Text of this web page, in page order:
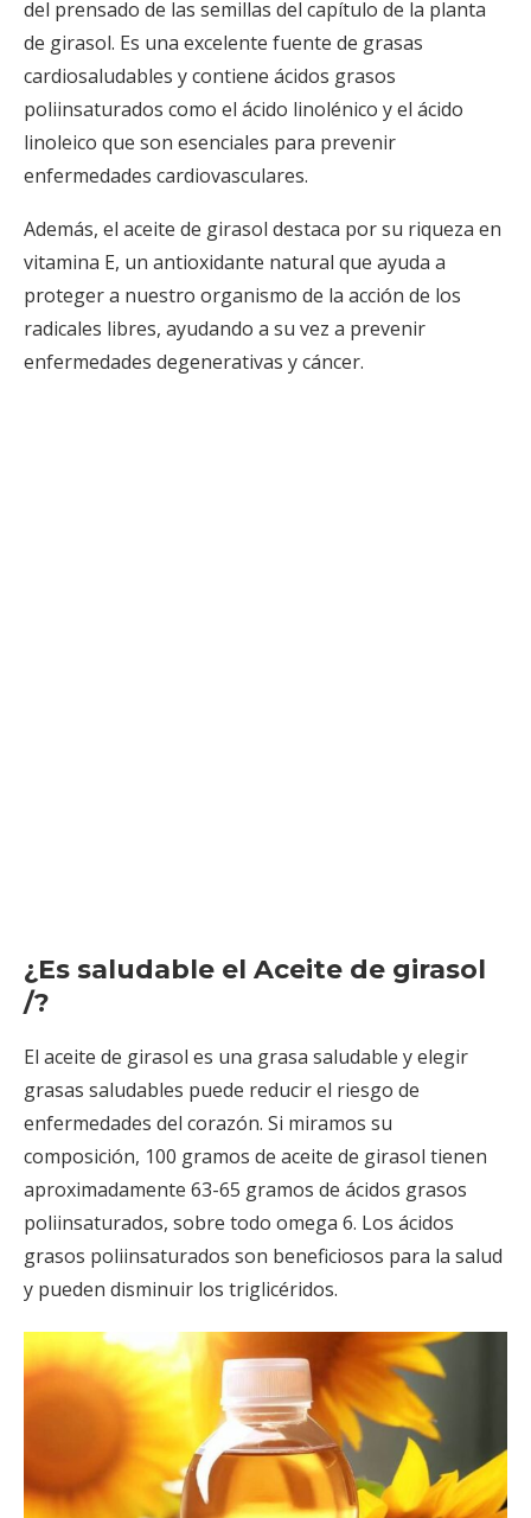
del prensado de las semillas del capítulo de la planta
de girasol. Es una excelente fuente de grasas
cardiosaludables y contiene ácidos grasos
poliinsaturados como el ácido linolénico y el ácido
linoleico que son esenciales para prevenir
enfermedades cardiovasculares.
Además, el aceite de girasol destaca por su riqueza en
vitamina E, un antioxidante natural que ayuda a
proteger a nuestro organismo de la acción de los
radicales libres, ayudando a su vez a prevenir
enfermedades degenerativas y cáncer.
¿Es saludable el Aceite de girasol
/?
El aceite de girasol es una grasa saludable y elegir
grasas saludables puede reducir el riesgo de
enfermedades del corazón. Si miramos su
composición, 100 gramos de aceite de girasol tienen
aproximadamente 63-65 gramos de ácidos grasos
poliinsaturados, sobre todo omega 6. Los ácidos
grasos poliinsaturados son beneficiosos para la salud
y pueden disminuir los triglicéridos.